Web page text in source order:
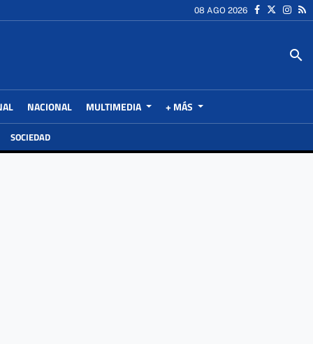
08 AGO 2026
search
NACIONAL MULTIMEDIA + MÁS
SOCIEDAD